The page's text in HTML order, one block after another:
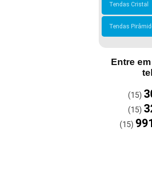
Tendas Cristal
Tendas
Entre
(15)
(15)
(15)